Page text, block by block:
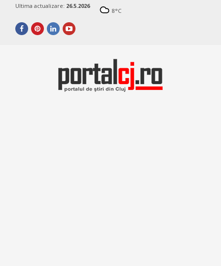
Ultima actualizare: 26.5.2026
8°C